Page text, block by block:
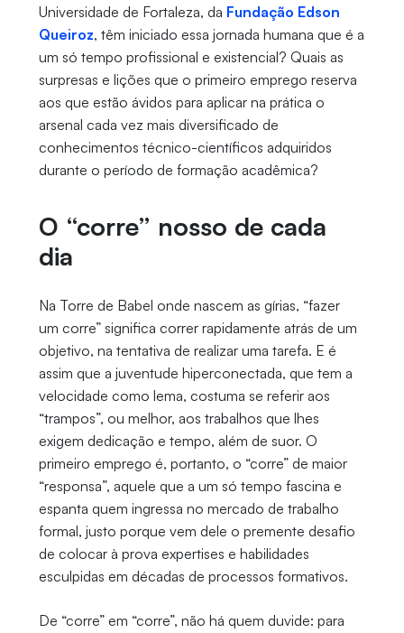
Universidade de Fortaleza, da Fundação Edson
Queiroz, têm iniciado essa jornada humana que é a
um só tempo profissional e existencial? Quais as
surpresas e lições que o primeiro emprego reserva
aos que estão ávidos para aplicar na prática o
arsenal cada vez mais diversificado de
conhecimentos técnico-científicos adquiridos
durante o período de formação acadêmica?
O “corre” nosso de cada
dia
Na Torre de Babel onde nascem as gírias, “fazer
um corre” significa correr rapidamente atrás de um
objetivo, na tentativa de realizar uma tarefa. E é
assim que a juventude hiperconectada, que tem a
velocidade como lema, costuma se referir aos
“trampos”, ou melhor, aos trabalhos que lhes
exigem dedicação e tempo, além de suor. O
primeiro emprego é, portanto, o “corre” de maior
“responsa”, aquele que a um só tempo fascina e
espanta quem ingressa no mercado de trabalho
formal, justo porque vem dele o premente desafio
de colocar à prova expertises e habilidades
esculpidas em décadas de processos formativos.
De “corre” em “corre”, não há quem duvide: para